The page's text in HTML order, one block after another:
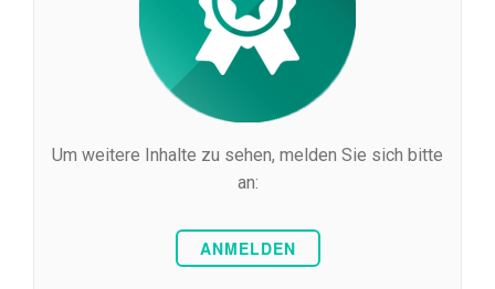
Um weitere Inhalte zu sehen, melden Sie sich bitte
an:
ANMELDEN